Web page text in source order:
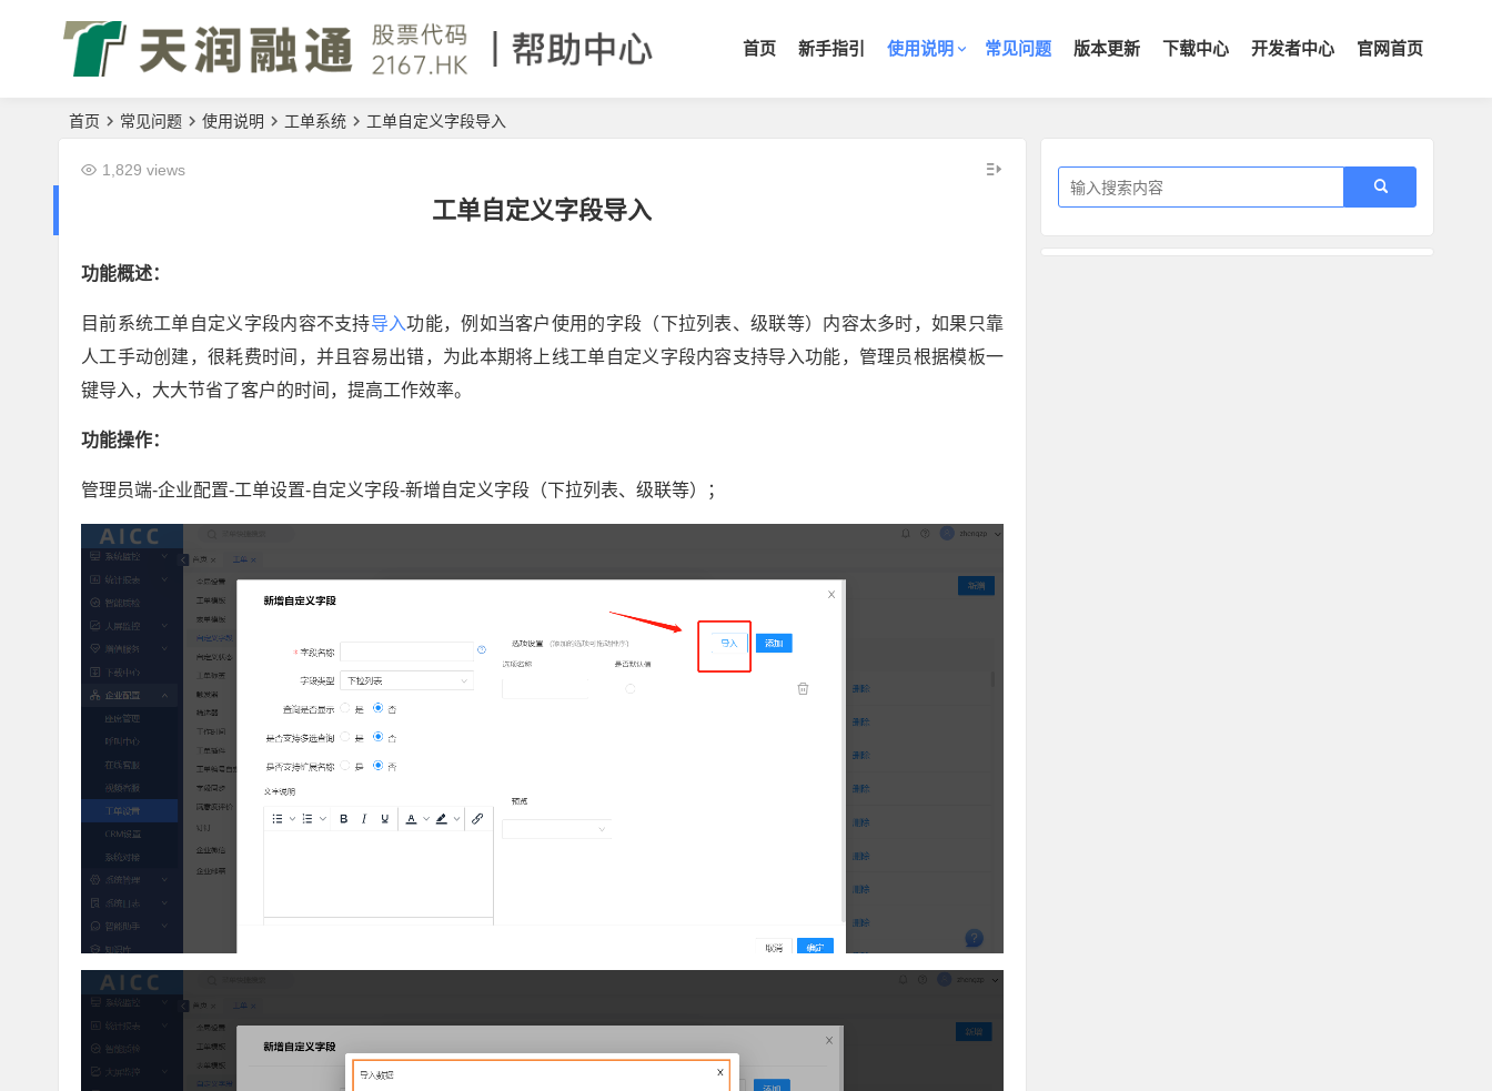
首页 新手指引 使用说明 常见问题 版本更新 下载中心 开发者中心 官网首页
首页 常见问题 使用说明 工单系统 工单自定义字段导入
工单自定义字段导入
1,829 views
功能概述：
目前系统工单自定义字段内容不支持导入功能，例如当客户使用的字段（下拉列表、级联等）内容太多时，如果只靠
人工手动创建，很耗费时间，并且容易出错，为此本期将上线工单自定义字段内容支持导入功能，管理员根据模板一
键导入，大大节省了客户的时间，提高工作效率。
功能操作：
管理员端-企业配置-工单设置-自定义字段-新增自定义字段（下拉列表、级联等）；